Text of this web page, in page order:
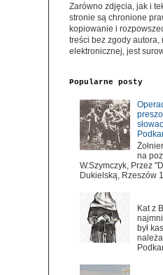
Zarówno zdjęcia, jak i
stronie są chronione
kopiowanie i
treści bez zgody autora,
elektronicznej, jest
Popularne posty
na
W.Szymczyk, Przez
Dukielską, Rzeszów
Kat z
był